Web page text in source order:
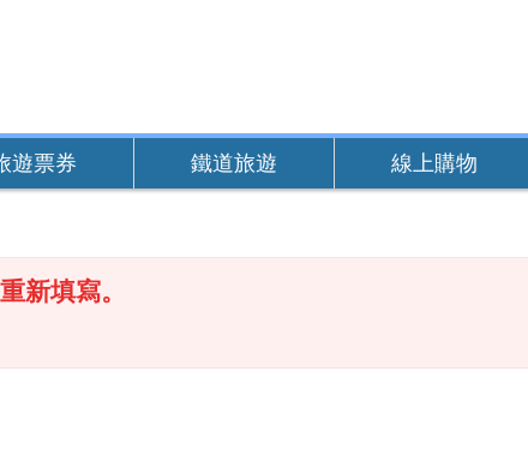
遊票券 鐵道旅遊 線上購物
新填寫。